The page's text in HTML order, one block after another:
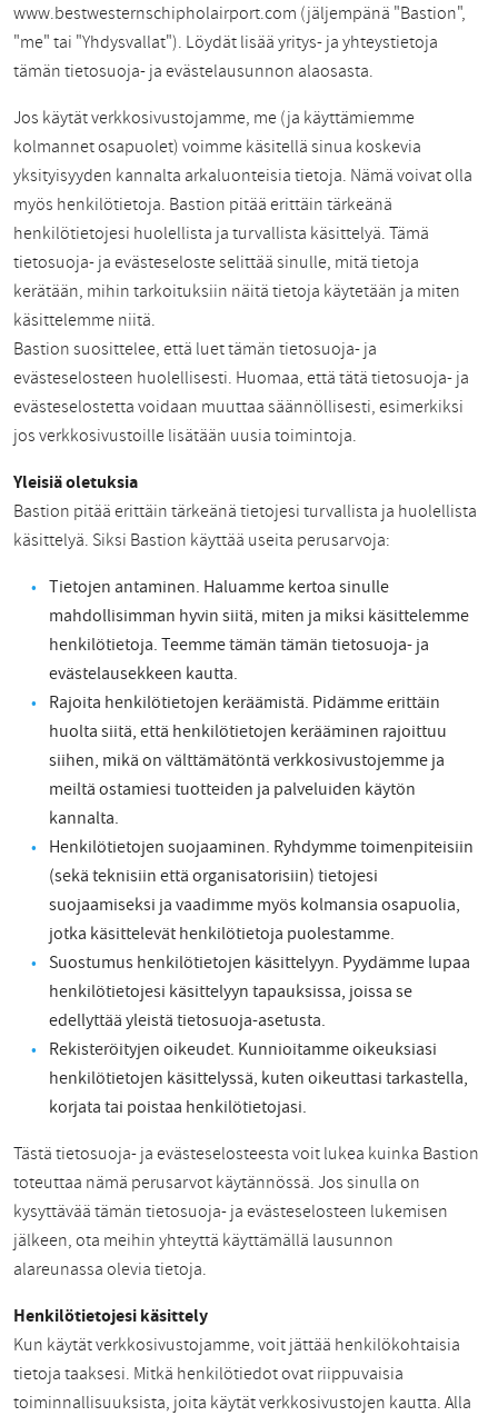
www.bestwesternschipholairport.com (jäljempänä "Bastion",
"me" tai "Yhdysvallat"). Löydät lisää yritys- ja yhteystietoja
tämän tietosuoja- ja evästelausunnon alaosasta.
Jos käytät verkkosivustojamme, me (ja käyttämiemme
kolmannet osapuolet) voimme käsitellä sinua koskevia
yksityisyyden kannalta arkaluonteisia tietoja. Nämä voivat olla
myös henkilötietoja. Bastion pitää erittäin tärkeänä
henkilötietojesi huolellista ja turvallista käsittelyä. Tämä
tietosuoja- ja evästeseloste selittää sinulle, mitä tietoja
kerätään, mihin tarkoituksiin näitä tietoja käytetään ja miten
käsittelemme niitä.
Bastion suosittelee, että luet tämän tietosuoja- ja
evästeselosteen huolellisesti. Huomaa, että tätä tietosuoja- ja
evästeselostetta voidaan muuttaa säännöllisesti, esimerkiksi
jos verkkosivustoille lisätään uusia toimintoja.
Yleisiä oletuksia
Bastion pitää erittäin tärkeänä tietojesi turvallista ja huolellista
käsittelyä. Siksi Bastion käyttää useita perusarvoja:
Tietojen antaminen. Haluamme kertoa sinulle
mahdollisimman hyvin siitä, miten ja miksi käsittelemme
henkilötietoja. Teemme tämän tämän tietosuoja- ja
evästelausekkeen kautta.
Rajoita henkilötietojen keräämistä. Pidämme erittäin
huolta siitä, että henkilötietojen kerääminen rajoittuu
siihen, mikä on välttämätöntä verkkosivustojemme ja
meiltä ostamiesi tuotteiden ja palveluiden käytön
kannalta.
Henkilötietojen suojaaminen. Ryhdymme toimenpiteisiin
(sekä teknisiin että organisatorisiin) tietojesi
suojaamiseksi ja vaadimme myös kolmansia osapuolia,
jotka käsittelevät henkilötietoja puolestamme.
Suostumus henkilötietojen käsittelyyn. Pyydämme lupaa
henkilötietojesi käsittelyyn tapauksissa, joissa se
edellyttää yleistä tietosuoja-asetusta.
Rekisteröityjen oikeudet. Kunnioitamme oikeuksiasi
henkilötietojen käsittelyssä, kuten oikeuttasi tarkastella,
korjata tai poistaa henkilötietojasi.
Tästä tietosuoja- ja evästeselosteesta voit lukea kuinka Bastion
toteuttaa nämä perusarvot käytännössä. Jos sinulla on
kysyttävää tämän tietosuoja- ja evästeselosteen lukemisen
jälkeen, ota meihin yhteyttä käyttämällä lausunnon
alareunassa olevia tietoja.
Henkilötietojesi käsittely
Kun käytät verkkosivustojamme, voit jättää henkilökohtaisia
tietoja taaksesi. Mitkä henkilötiedot ovat riippuvaisia
toiminnallisuuksista, joita käytät verkkosivustojen kautta. Alla